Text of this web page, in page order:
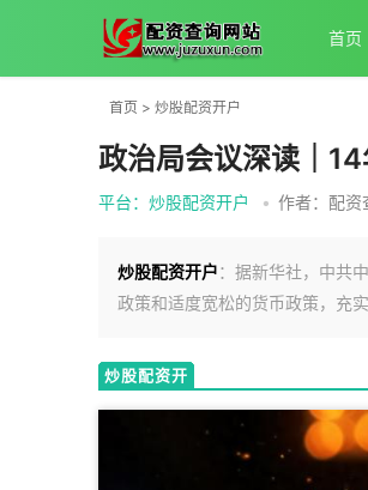
首页
首页 > 炒股配资开户
政治局会议深读｜
平台：炒股配资开户 • 作者：配资
炒股配资开户：据新华社，中共
政策和适度宽松的货币政策，充
炒股配资开